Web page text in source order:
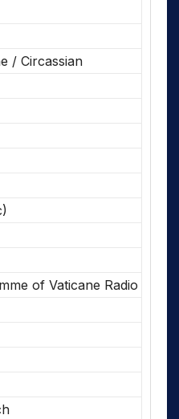
/ Circassian
of Vaticane Radio